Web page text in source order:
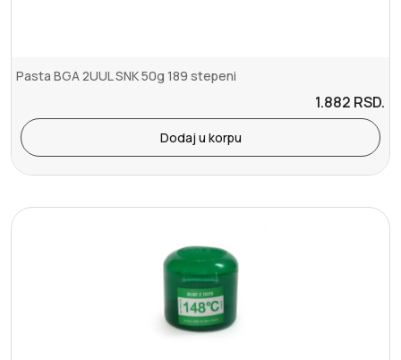
Pasta BGA 2UUL SNK 50g 189 stepeni
1.882 RSD.
Dodaj u korpu